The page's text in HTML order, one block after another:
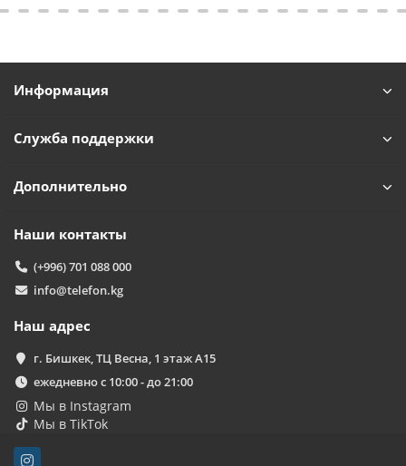
Информация
Служба поддержки
Дополнительно
Наши контакты
(+996) 701 088 000
info@telefon.kg
Наш адрес
г. Бишкек, ТЦ Весна, 1 этаж А15
ежедневно с 10:00 - до 21:00
Мы в Instagram
Мы в TikTok